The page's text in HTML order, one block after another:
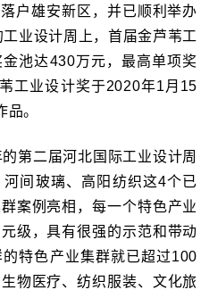
户雄安新区，并已顺利举办
业设计周上，首届金芦苇工
池达430万元，最高单项奖
工业设计奖于2020年1月15
。
第二届河北国际工业设计周
河间玻璃、高阳纺织这4个已
案例亮相，每一个特色产业
级，具有很强的示范和带动
特色产业集群就已超过100
物医疗、纺织服装、文化旅